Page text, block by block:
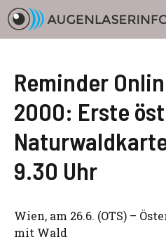
Zum
Inhalt
springen
Reminder
2000: Erste
9.30 Uhr
Wien, am 26.6. (OTS) –
mit Wald